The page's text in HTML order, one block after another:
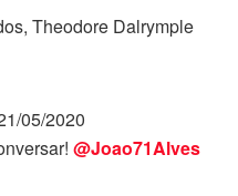
Theodore Dalrymple
05/2020
@Joao71Alves